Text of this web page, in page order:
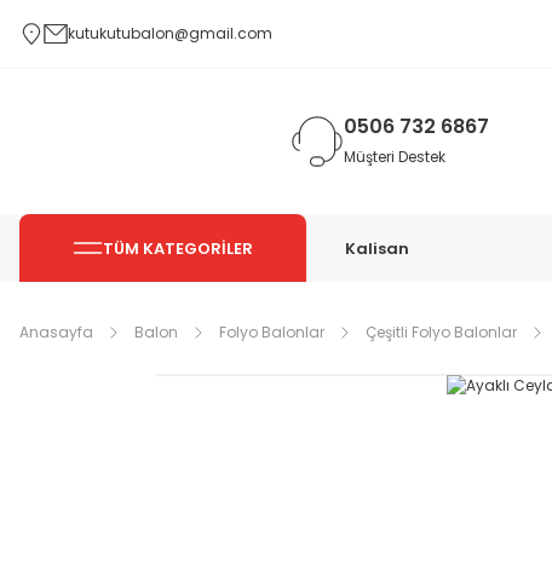
kutukutubalon@gmail.com
0506 732 6867
Müşteri Destek
TÜM KATEGORİLER Kalisan
Anasayfa Balon Folyo Balonlar Çeşitli Folyo Balonlar